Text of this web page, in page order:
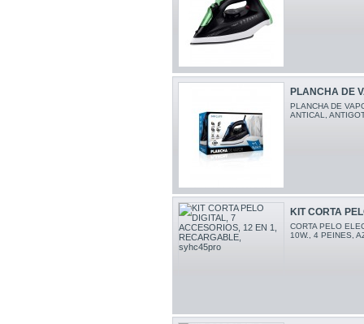
PLANCHA DE
PLANCHA DE
ANTICAL,
KIT CORTA
CORTA PELO
10W., 4 PEINES,